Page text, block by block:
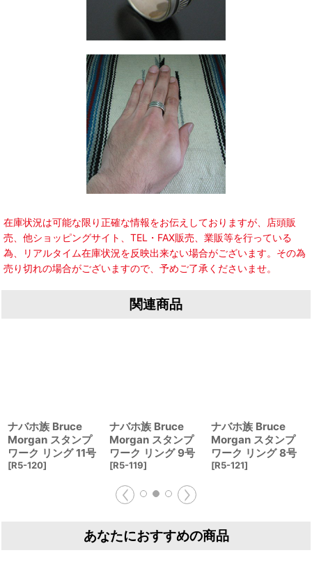
在庫状況は可能な限り正確な情報をお伝えしておりますが、店頭販
売、他ショッピングサイト、TEL・FAX販売、業販等を行っている
為、リアルタイム在庫状況を反映出来ない場合がございます。その為
売り切れの場合がございますので、予めご了承くださいませ。
関連商品
ナバホ族 Bruce
Morgan スタンプ
ワーク リング 11号
[R5-120]
ナバホ族 Bruce
Morgan スタンプ
ワーク リング 9号
[R5-119]
ナバホ族 Bruce
Morgan スタンプ
ワーク リング 8号
[R5-121]
あなたにおすすめの商品